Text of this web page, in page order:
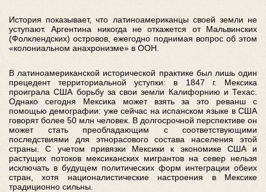
История показывает, что латиноамериканцы своей земли не
уступают. Аргентина никогда не откажется от Мальвинских
(Фолклендских) островов, ежегодно поднимая вопрос об этом
«колониальном анахронизме» в ООН.
В латиноамериканской исторической практике был лишь один
прецедент территориальной уступки: в 1847 г. Мексика
проиграла США борьбу за свои земли Калифорнию и Техас.
Однако сегодня Мексика может взять за это реванш с
помощью демографии: уже сейчас на испанском языке в США
говорят более 50 млн человек. В долгосрочной перспективе он
может стать преобладающим с соответствующими
последствиями для этнорасового состава населения этой
страны. С учетом привязки Мексики к экономике США и
растущих потоков мексиканских мигрантов на север нельзя
исключать в будущем политических форм интеграции обеих
стран, хотя националистические настроения в Мексике
традиционно сильны.